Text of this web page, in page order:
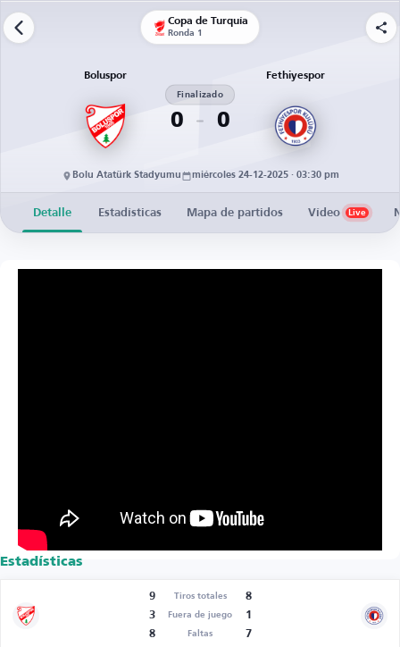
Copa de Turquía
Ronda 1
Boluspor
0
Finalizado
0
Fethiyespor
Bolu Atatürk Stadyumu miércoles 24-12-2025 · 03:30 pm
Detalle Estadísticas Mapa de partidos Vídeo Live
Estadísticas
9 Tiros totales
8
3
Fuera de juego
1
8
Faltas 7